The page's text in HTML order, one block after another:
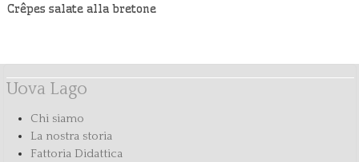
Crêpes salate alla bretone
Uova Lago
Chi siamo
La nostra storia
Fattoria Didattica